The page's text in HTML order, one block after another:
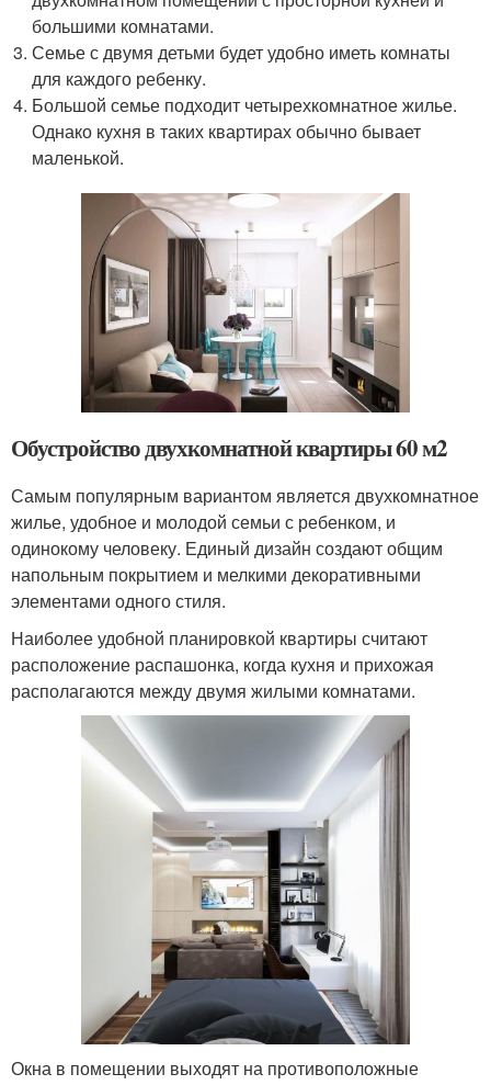
большими комнатами.
Семье с двумя детьми будет удобно иметь комнаты
для каждого ребенку.
Большой семье подходит четырехкомнатное жилье.
Однако кухня в таких квартирах обычно бывает
маленькой.
Обустройство двухкомнатной квартиры 60 м2
Самым популярным вариантом является двухкомнатное
жилье, удобное и молодой семьи с ребенком, и
одинокому человеку. Единый дизайн создают общим
напольным покрытием и мелкими декоративными
элементами одного стиля.
Наиболее удобной планировкой квартиры считают
расположение распашонка, когда кухня и прихожая
располагаются между двумя жилыми комнатами.
Окна в помещении выходят на противоположные